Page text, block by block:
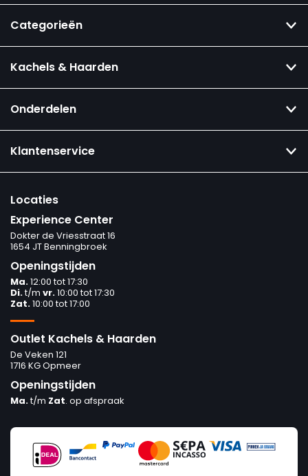
Categorieën
Kachels & Haarden
Onderdelen
Klantenservice
Locaties
Experience Center
Dokter de Vriesstraat 16
1654 JT Benningbroek
Openingstijden
Ma.12:00 tot 17:30
Di.t/m vr.10:00 tot 17:30
Zat.10:00 tot 17:00
Outlet Kachels & Haarden
De Veken 121
1716 KG Opmeer
Openingstijden
Ma.t/m Zat. op afspraak